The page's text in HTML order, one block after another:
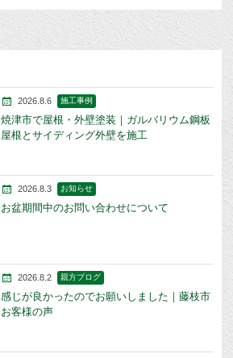
2026.8.6 施工事例
焼津市で屋根・外壁塗装｜ガルバリウム鋼板
屋根とサイディング外壁を施工
2026.8.3 お知らせ
お盆期間中のお問い合わせについて
2026.8.2 親方ブログ
感じが良かったのでお願いしました｜藤枝市
お客様の声